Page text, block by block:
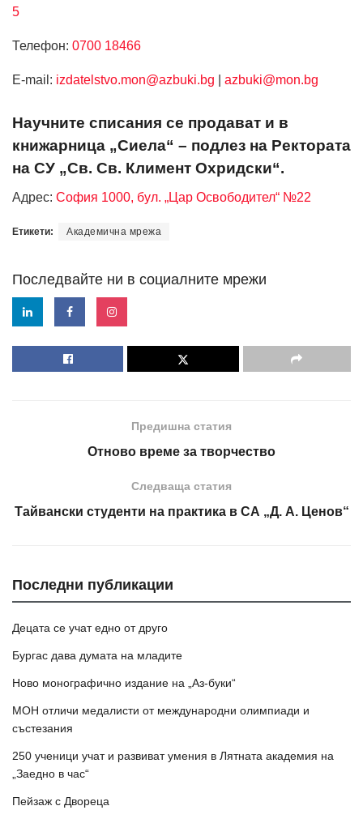
5
Телефон: 0700 18466
Е-mail: izdatelstvo.mon@azbuki.bg azbuki@mon.bg
Научните списания се продават и в
книжарница „Сиела“ – подлез на Ректората
на СУ „Св. Св. Климент Охридски“.
Адрес: София 1000, бул. „Цар Освободител“ №22
Етикети: Академична мрежа
Последвайте ни в социалните мрежи
Предишна статия
Отново време за творчество
Следваща статия
Тайвански студенти на практика в СА „Д. А. Ценов“
Последни публикации
Децата се учат едно от друго
Бургас дава думата на младите
Ново монографично издание на „Аз-буки“
МОН отличи медалисти от международни олимпиади и
състезания
250 ученици учат и развиват умения в Лятната академия на
„Заедно в час“
Пейзаж с Двореца